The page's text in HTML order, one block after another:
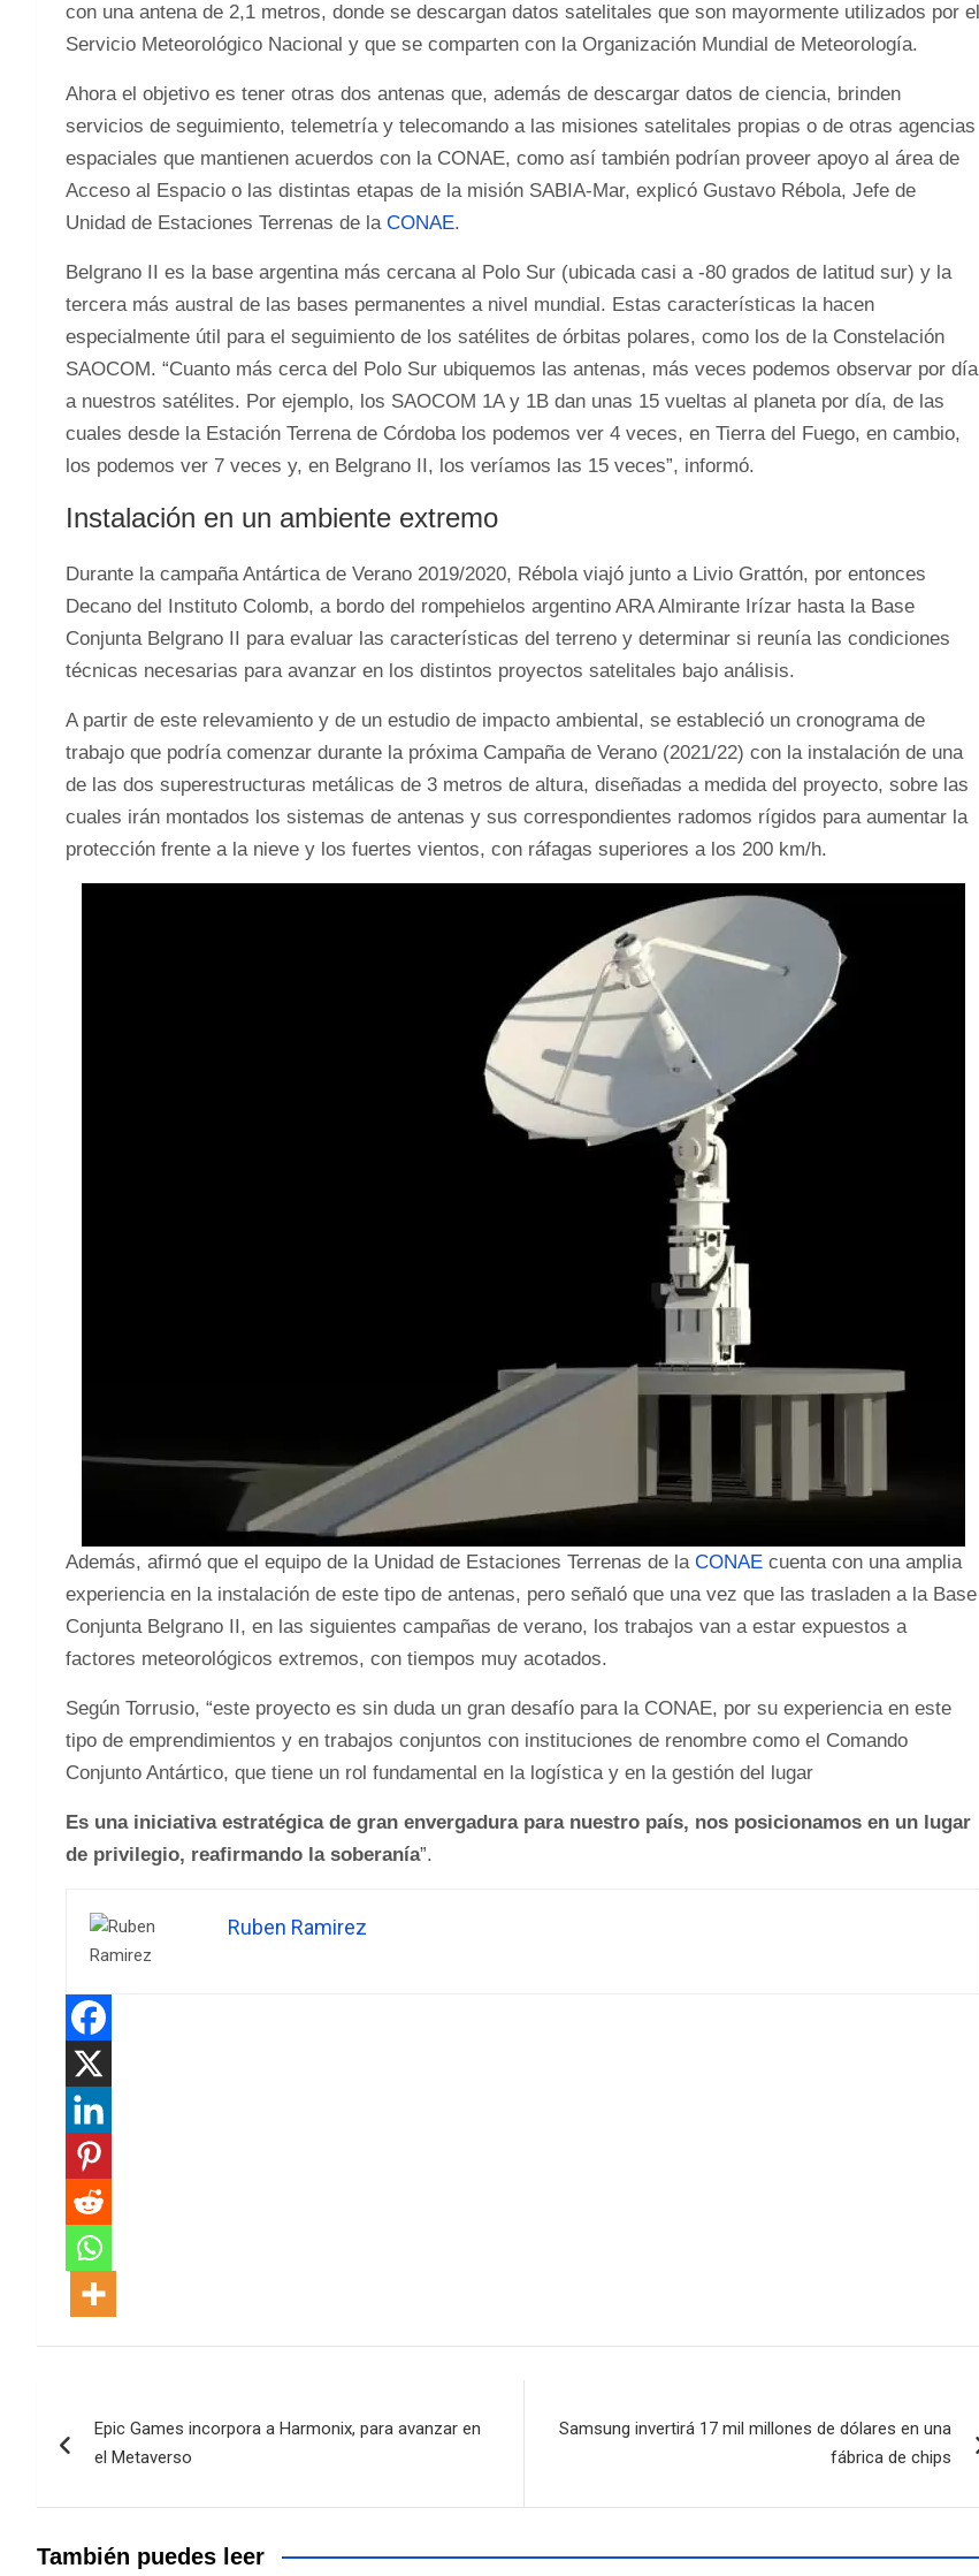
con una antena de 2,1 metros, donde se descargan datos satelitales que son mayormente utilizados por el
Servicio Meteorológico Nacional y que se comparten con la Organización Mundial de Meteorología.
Ahora el objetivo es tener otras dos antenas que, además de descargar datos de ciencia, brinden
servicios de seguimiento, telemetría y telecomando a las misiones satelitales propias o de otras agencias
espaciales que mantienen acuerdos con la CONAE, como así también podrían proveer apoyo al área de
Acceso al Espacio o las distintas etapas de la misión SABIA-Mar, explicó Gustavo Rébola, Jefe de
Unidad de Estaciones Terrenas de la CONAE.
Belgrano II es la base argentina más cercana al Polo Sur (ubicada casi a -80 grados de latitud sur) y la
tercera más austral de las bases permanentes a nivel mundial. Estas características la hacen
especialmente útil para el seguimiento de los satélites de órbitas polares, como los de la Constelación
SAOCOM. “Cuanto más cerca del Polo Sur ubiquemos las antenas, más veces podemos observar por día
a nuestros satélites. Por ejemplo, los SAOCOM 1A y 1B dan unas 15 vueltas al planeta por día, de las
cuales desde la Estación Terrena de Córdoba los podemos ver 4 veces, en Tierra del Fuego, en cambio,
los podemos ver 7 veces y, en Belgrano II, los veríamos las 15 veces”, informó.
Instalación en un ambiente extremo
Durante la campaña Antártica de Verano 2019/2020, Rébola viajó junto a Livio Grattón, por entonces
Decano del Instituto Colomb, a bordo del rompehielos argentino ARA Almirante Irízar hasta la Base
Conjunta Belgrano II para evaluar las características del terreno y determinar si reunía las condiciones
técnicas necesarias para avanzar en los distintos proyectos satelitales bajo análisis.
A partir de este relevamiento y de un estudio de impacto ambiental, se estableció un cronograma de
trabajo que podría comenzar durante la próxima Campaña de Verano (2021/22) con la instalación de una
de las dos superestructuras metálicas de 3 metros de altura, diseñadas a medida del proyecto, sobre las
cuales irán montados los sistemas de antenas y sus correspondientes radomos rígidos para aumentar la
protección frente a la nieve y los fuertes vientos, con ráfagas superiores a los 200 km/h.
Además, afirmó que el equipo de la Unidad de Estaciones Terrenas de la CONAE cuenta con una amplia
experiencia en la instalación de este tipo de antenas, pero señaló que una vez que las trasladen a la Base
Conjunta Belgrano II, en las siguientes campañas de verano, los trabajos van a estar expuestos a
factores meteorológicos extremos, con tiempos muy acotados.
Según Torrusio, “este proyecto es sin duda un gran desafío para la CONAE, por su experiencia en este
tipo de emprendimientos y en trabajos conjuntos con instituciones de renombre como el Comando
Conjunto Antártico, que tiene un rol fundamental en la logística y en la gestión del lugar
Es una iniciativa estratégica de gran envergadura para nuestro país, nos posicionamos en un lugar
de privilegio, reafirmando la soberanía”.
Ruben Ramirez
de
entradas
Epic Games incorpora a Harmonix, para avanzar en
el Metaverso
Samsung invertirá 17 mil millones de dólares en una
fábrica de chips
También puedes leer